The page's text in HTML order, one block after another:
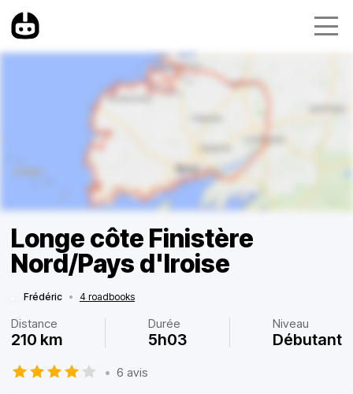
Longe côte Finistère
Nord/Pays d'Iroise
Frédéric • 4 roadbooks
Distance
210 km
Durée
5h03
Niveau
Débutant
• 6 avis